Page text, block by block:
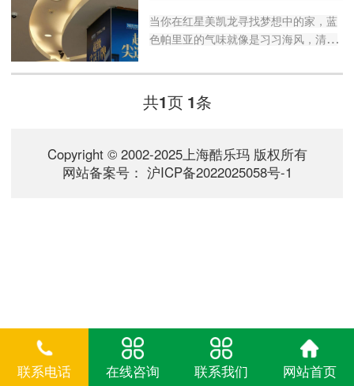
当你在红星美凯龙寻找梦想中的家，蓝
色帕里亚的气味就像是习习海风，清爽
富有生命力的自然清香；白茉莉花、依
兰、紫丁香等多种鲜花混合而成的中
调，散发着芬芳的少女气息；基调中的
味。家的温暖宁静也会如缕缕清云从你
的心底升腾而起，带走焦虑和浮躁。...
共1页 1条
Copyright © 2002-2025上海酷乐玛 版权所有
网站备案号： 沪ICP备2022025058号-1
联系电话 在线咨询 联系我们 网站首页